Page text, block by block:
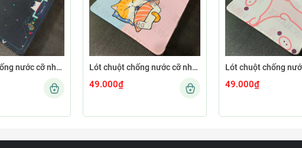
Lót chuột chống nước cỡ nhỏ 26x21cm dày 3mm S-103-26X21 (GAMECONSO-09) Lót chuột chống nước cỡ nhỏ 26x21cm dày 3mm S-102-26X21 (CUTE-64)
49.000₫ 49.000₫